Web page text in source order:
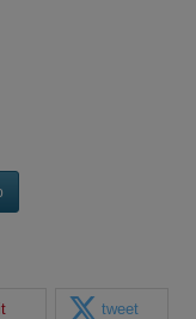
tweet